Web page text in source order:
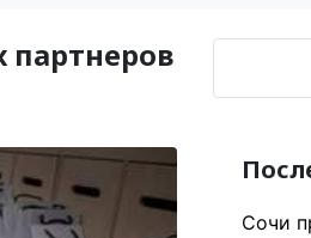
партнеров
Сочи